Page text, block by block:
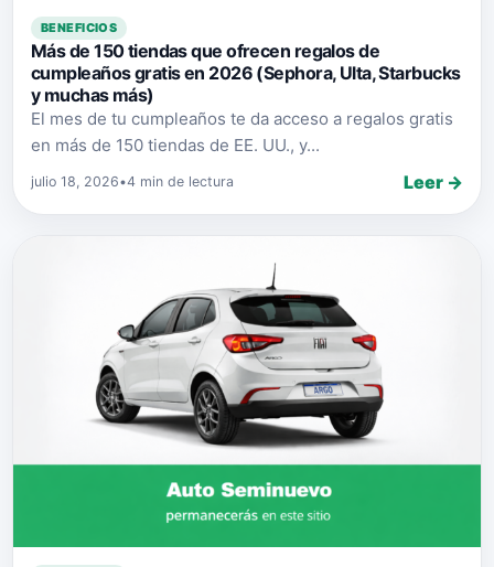
BENEFICIOS
Más de 150 tiendas que ofrecen regalos de
cumpleaños gratis en 2026 (Sephora, Ulta, Starbucks
y muchas más)
El mes de tu cumpleaños te da acceso a regalos gratis
en más de 150 tiendas de EE. UU., y...
julio 18, 2026•4 min de lectura Leer →